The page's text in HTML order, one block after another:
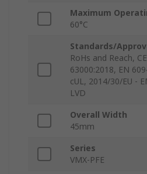
Maximum
60°C
Standards/
RoHs and Reach,
63000:2018, EN
cUL, 2014/30/EU -
LVD
Overall Width
45mm
Series
VMX-PFE